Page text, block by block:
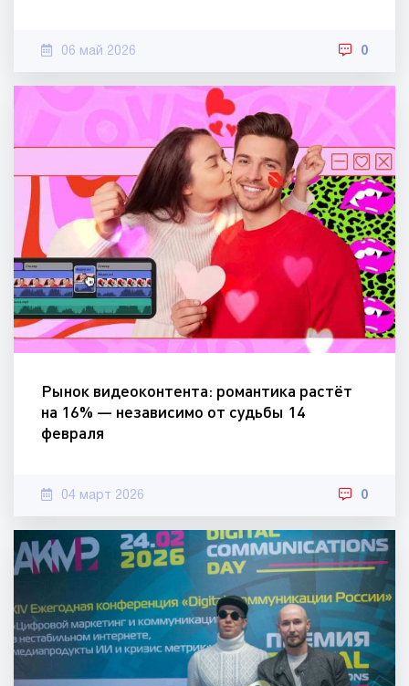
06 май 2026 0
Рынок видеоконтента: романтика растёт
на 16% — независимо от судьбы 14
февраля
04 март 2026 0